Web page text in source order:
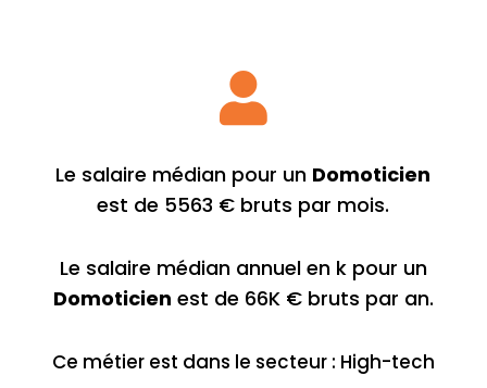

Le salaire médian pour un Domoticien
est de 5563 € bruts par mois.
Le salaire médian annuel en k pour un
Domoticien est de 66K € bruts par an.
Ce métier est dans le secteur : High-tech